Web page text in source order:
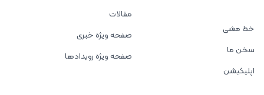
خط مشی
سخن ما
اپلیکیشن
مقالات
صفحه ویژه خبری
صفحه ویژه رویدادها